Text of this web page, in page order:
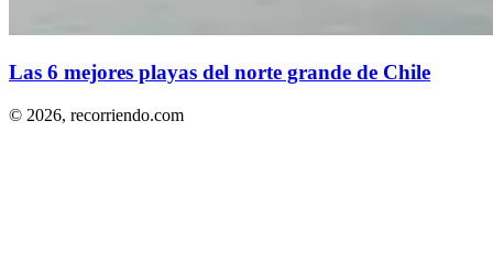
Las 6 mejores playas del norte grande de Chile
© 2026, recorriendo.com